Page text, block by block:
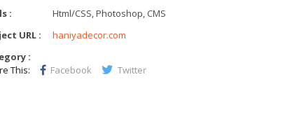
:
Html/CSS, Photoshop, CMS
URL :
haniyadecor.com
:
This:
Facebook Twitter